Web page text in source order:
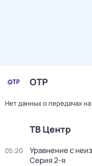
ОТР
Нет данных о передачах
ТВ Центр
05:20 Уравнение с
Серия 2-я